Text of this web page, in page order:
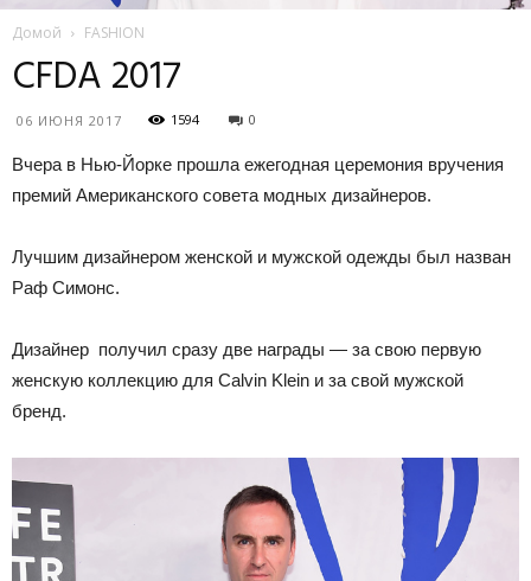
Домой FASHION
CFDA 2017
06 ИЮНЯ 2017 1594 0
Вчера в Нью-Йорке прошла ежегодная церемония вручения
премий Американского совета модных дизайнеров.
Лучшим дизайнером женской и мужской одежды был назван
Раф Симонс.
Дизайнер получил сразу две награды — за свою первую
женскую коллекцию для Calvin Klein и за свой мужской
бренд.